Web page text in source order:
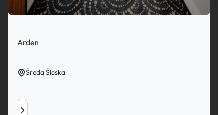
Arden
Środa Śląska